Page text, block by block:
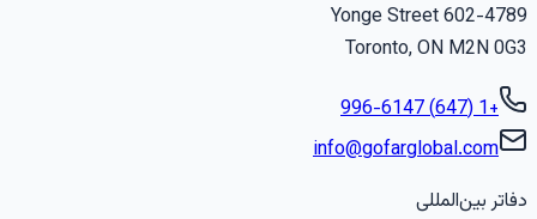
602-4789 Yonge
Toronto,ONM2N
+1 (647) 996-6147
info@gofarglobal.com
بین‌المللی